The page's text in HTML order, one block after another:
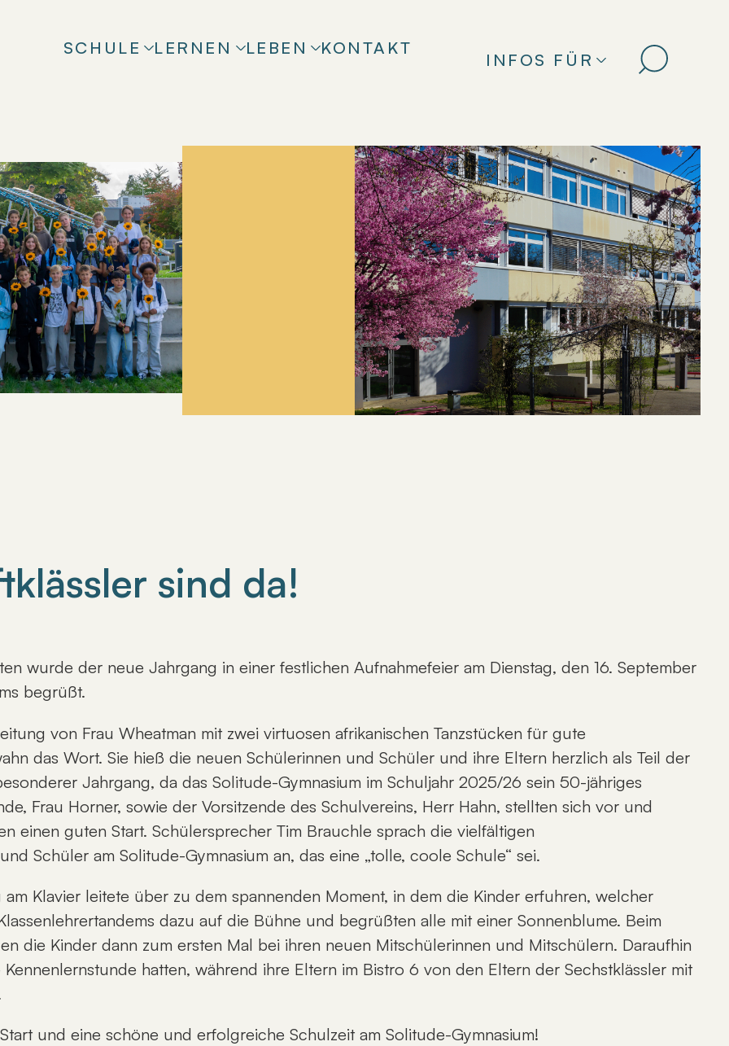
SCHULE LERNEN LEBEN KONTAKT
INFOS FÜR
sind da!
wurde der neue Jahrgang in einer festlichen Aufnahmefeier am Dienstag, den 16. September
begrüßt.
von Frau Wheatman mit zwei virtuosen afrikanischen Tanzstücken für gute
das Wort. Sie hieß die neuen Schülerinnen und Schüler und ihre Eltern herzlich als Teil der
Jahrgang, da das Solitude-Gymnasium im Schuljahr 2025/26 sein 50-jähriges
Frau Horner, sowie der Vorsitzende des Schulvereins, Herr Hahn, stellten sich vor und
einen guten Start. Schülersprecher Tim Brauchle sprach die vielfältigen
Schüler am Solitude-Gymnasium an, das eine „tolle, coole Schule“ sei.
Klavier leitete über zu dem spannenden Moment, in dem die Kinder erfuhren, welcher
dazu auf die Bühne und begrüßten alle mit einer Sonnenblume. Beim
die Kinder dann zum ersten Mal bei ihren neuen Mitschülerinnen und Mitschülern. Daraufhin
hatten, während ihre Eltern im Bistro 6 von den Eltern der Sechstklässler mit
und eine schöne und erfolgreiche Schulzeit am Solitude-Gymnasium!